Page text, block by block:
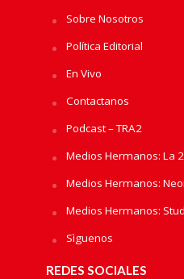
Sobre Nosotros
Política Editorial
En Vivo
Contactanos
Podcast – TRA2
Medios Hermanos: La
Medios Hermanos:
Medios Hermanos:
Sìguenos
REDES SOCIALES